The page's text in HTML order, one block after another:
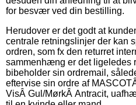
for besvær ved din bestilling.
Herudover er det godt at
centrale retningslinjer der kan
ordren, som fx den returret
sammenhæng er det ligeledes
bibeholder sin ordremail,
eftervise sin ordre af
VisÂ Gul/MørkÂ Antracit,